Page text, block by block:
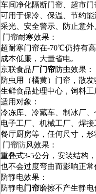
车间净化隔断门帘、超市
可用于保冷、保温、节约
采光、安全警示、防止意外
门帘耐寒效
超耐寒门帘在-70℃仍持有
成本低廉，大量省电。
京联食品厂门帘防虫效果：
防虫用（橘黄）门帘，散
生鲜食品处理中心，饲料工
适用对象：
冷冻库、冷藏车、制冰厂
电子工厂、机械工厂、焊接
餐厅厨房等，任何尺寸，形
门帘防风效果：
重叠式3-5公分，安装结构
也不会过度弯曲而影响正常
防静电效果：
防静电门帘磨擦不产生静电